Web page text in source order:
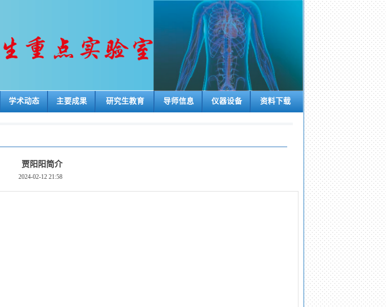
学术动态 主要成果 研究生教育 导师信息 仪器设备 资料下载
贾阳阳简介
2024-02-12 21:58